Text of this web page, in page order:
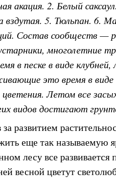
акация. 2. Белый
вздутая. 5. Тюльпан. 6.
Состав сообществ —
многолетние
в песке в виде
это время в
Летом все
видов достигают
развитием
еще так называемую
лесу все
весной цветут